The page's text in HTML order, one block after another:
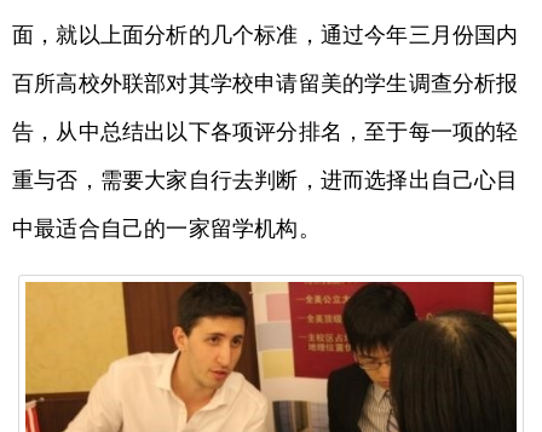
面，就以上面分析的几个标准，通过今年三月份国内
百所高校外联部对其学校申请留美的学生调查分析报
告，从中总结出以下各项评分排名，至于每一项的轻
重与否，需要大家自行去判断，进而选择出自己心目
中最适合自己的一家留学机构。